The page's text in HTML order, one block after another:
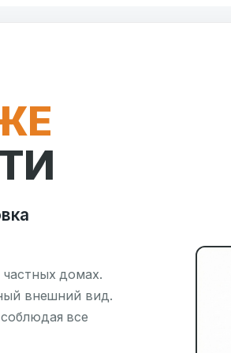
домах.
внешний вид.
все